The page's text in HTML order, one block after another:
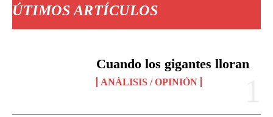
ÚTIMOS ARTÍCULOS
Cuando los gigantes lloran
ANÁLISIS / OPINIÓN